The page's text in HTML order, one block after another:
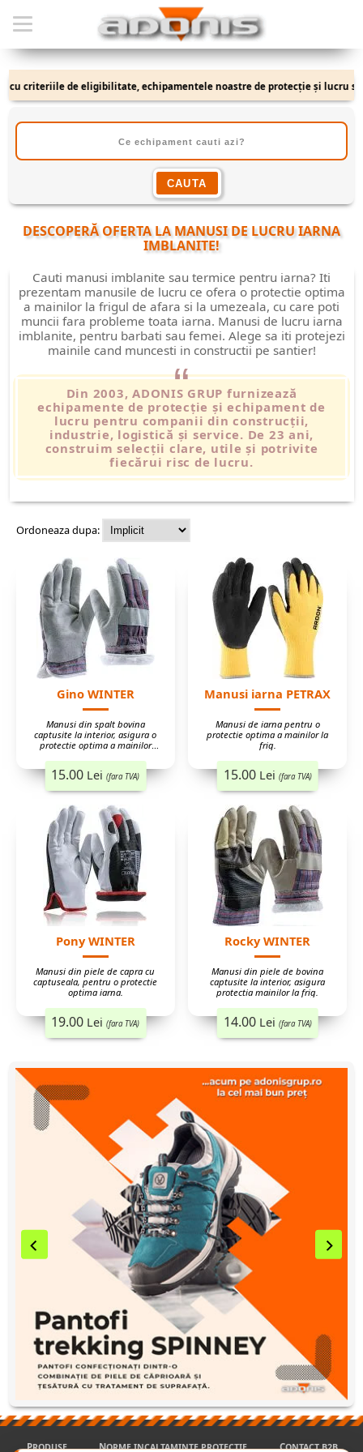
criteriile de eligibilitate, echipamentele noastre de protecție și lucru se
DESCOPERĂ OFERTA LAMANUSI DE LUCRU IARNA
IMBLANITE!
Cauti manusi imblanite sau termice pentru iarna? Iti
prezentam manusile de lucru ce ofera o protectie optima
a mainilor la frigul de afara si la umezeala, cu care poti
muncii fara probleme toata iarna. Manusi de lucru iarna
imblanite, pentru barbati sau femei. Alege sa iti protejezi
mainile cand muncesti in constructii pe santier!
Din 2003, ADONIS GRUP furnizează
echipamente de protecție și echipament de
lucru pentru companii din construcții,
industrie, logistică și service. De 23 ani,
construim selecții clare, utile și potrivite
fiecărui risc de lucru.
Ordoneaza dupa:
Gino WINTER
Manusi din spalt bovina
captusite la interior, asigura o
protectie optima a mainilor
15.00 Lei (fara TVA)
Manusi iarna PETRAX
Manusi de iarna pentru o
protectie optima a mainilor la
frig.
15.00 Lei (fara TVA)
Pony WINTER
Manusi din piele de capra cu
captuseala, pentru o protectie
optima iarna.
19.00 Lei (fara TVA)
Rocky WINTER
Manusi din piele de bovina
captusite la interior, asigura
protectia mainilor la frig.
14.00 Lei (fara TVA)
PRODUSE NORME INCALTAMINTE PROTECTIE CONTACT B2B